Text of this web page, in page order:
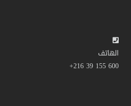
الهاتف
600 155 39 216+